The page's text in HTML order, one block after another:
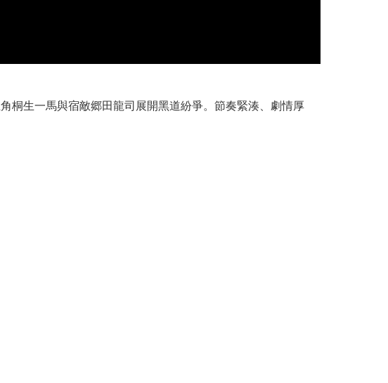
桐生一馬與宿敵郷田龍司展開黑道紛爭。節奏緊湊、劇情厚